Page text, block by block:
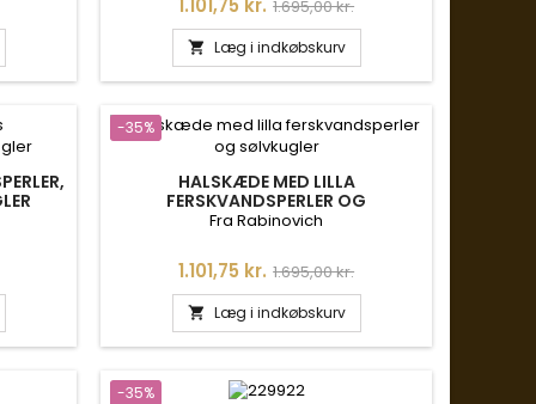
1.695,00 kr.
 Læg i indkøbskurv
-35%
HALSKÆDE MED LILLA
FERSKVANDSPERLER OG
SØLVKUGLER
Fra Rabinovich
Pris
1.101,75 kr. Normalpris
1.695,00 kr.
 Læg i indkøbskurv
-35%